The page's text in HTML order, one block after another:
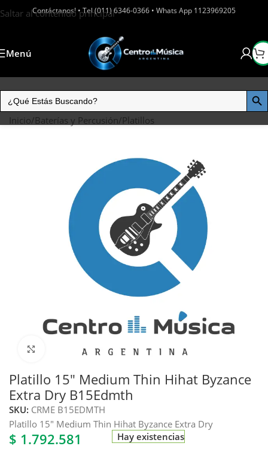
Saltar al contenido principal
Contáctanos! • Tel (011) 6346-0366 • Whats App 1123969205
Menú
Inicio/Baterías y Percusión/Platillos
Haga clic para ampliar
Platillo 15″ Medium Thin Hihat Byzance
Extra Dry B15Edmth
SKU: CRME B15EDMTH
Platillo 15″ Medium Thin Hihat Byzance Extra Dry
$ 1.792.581 Hay existencias